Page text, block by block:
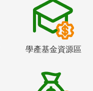
學產基金資源區